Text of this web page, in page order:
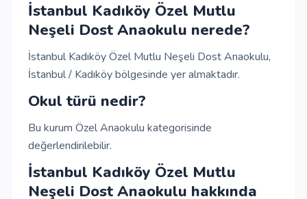
İstanbul Kadıköy Özel Mutlu
Neşeli Dost Anaokulu nerede?
İstanbul Kadıköy Özel Mutlu Neşeli Dost Anaokulu,
İstanbul / Kadıköy bölgesinde yer almaktadır.
Okul türü nedir?
Bu kurum Özel Anaokulu kategorisinde
değerlendirilebilir.
İstanbul Kadıköy Özel Mutlu
Neşeli Dost Anaokulu hakkında